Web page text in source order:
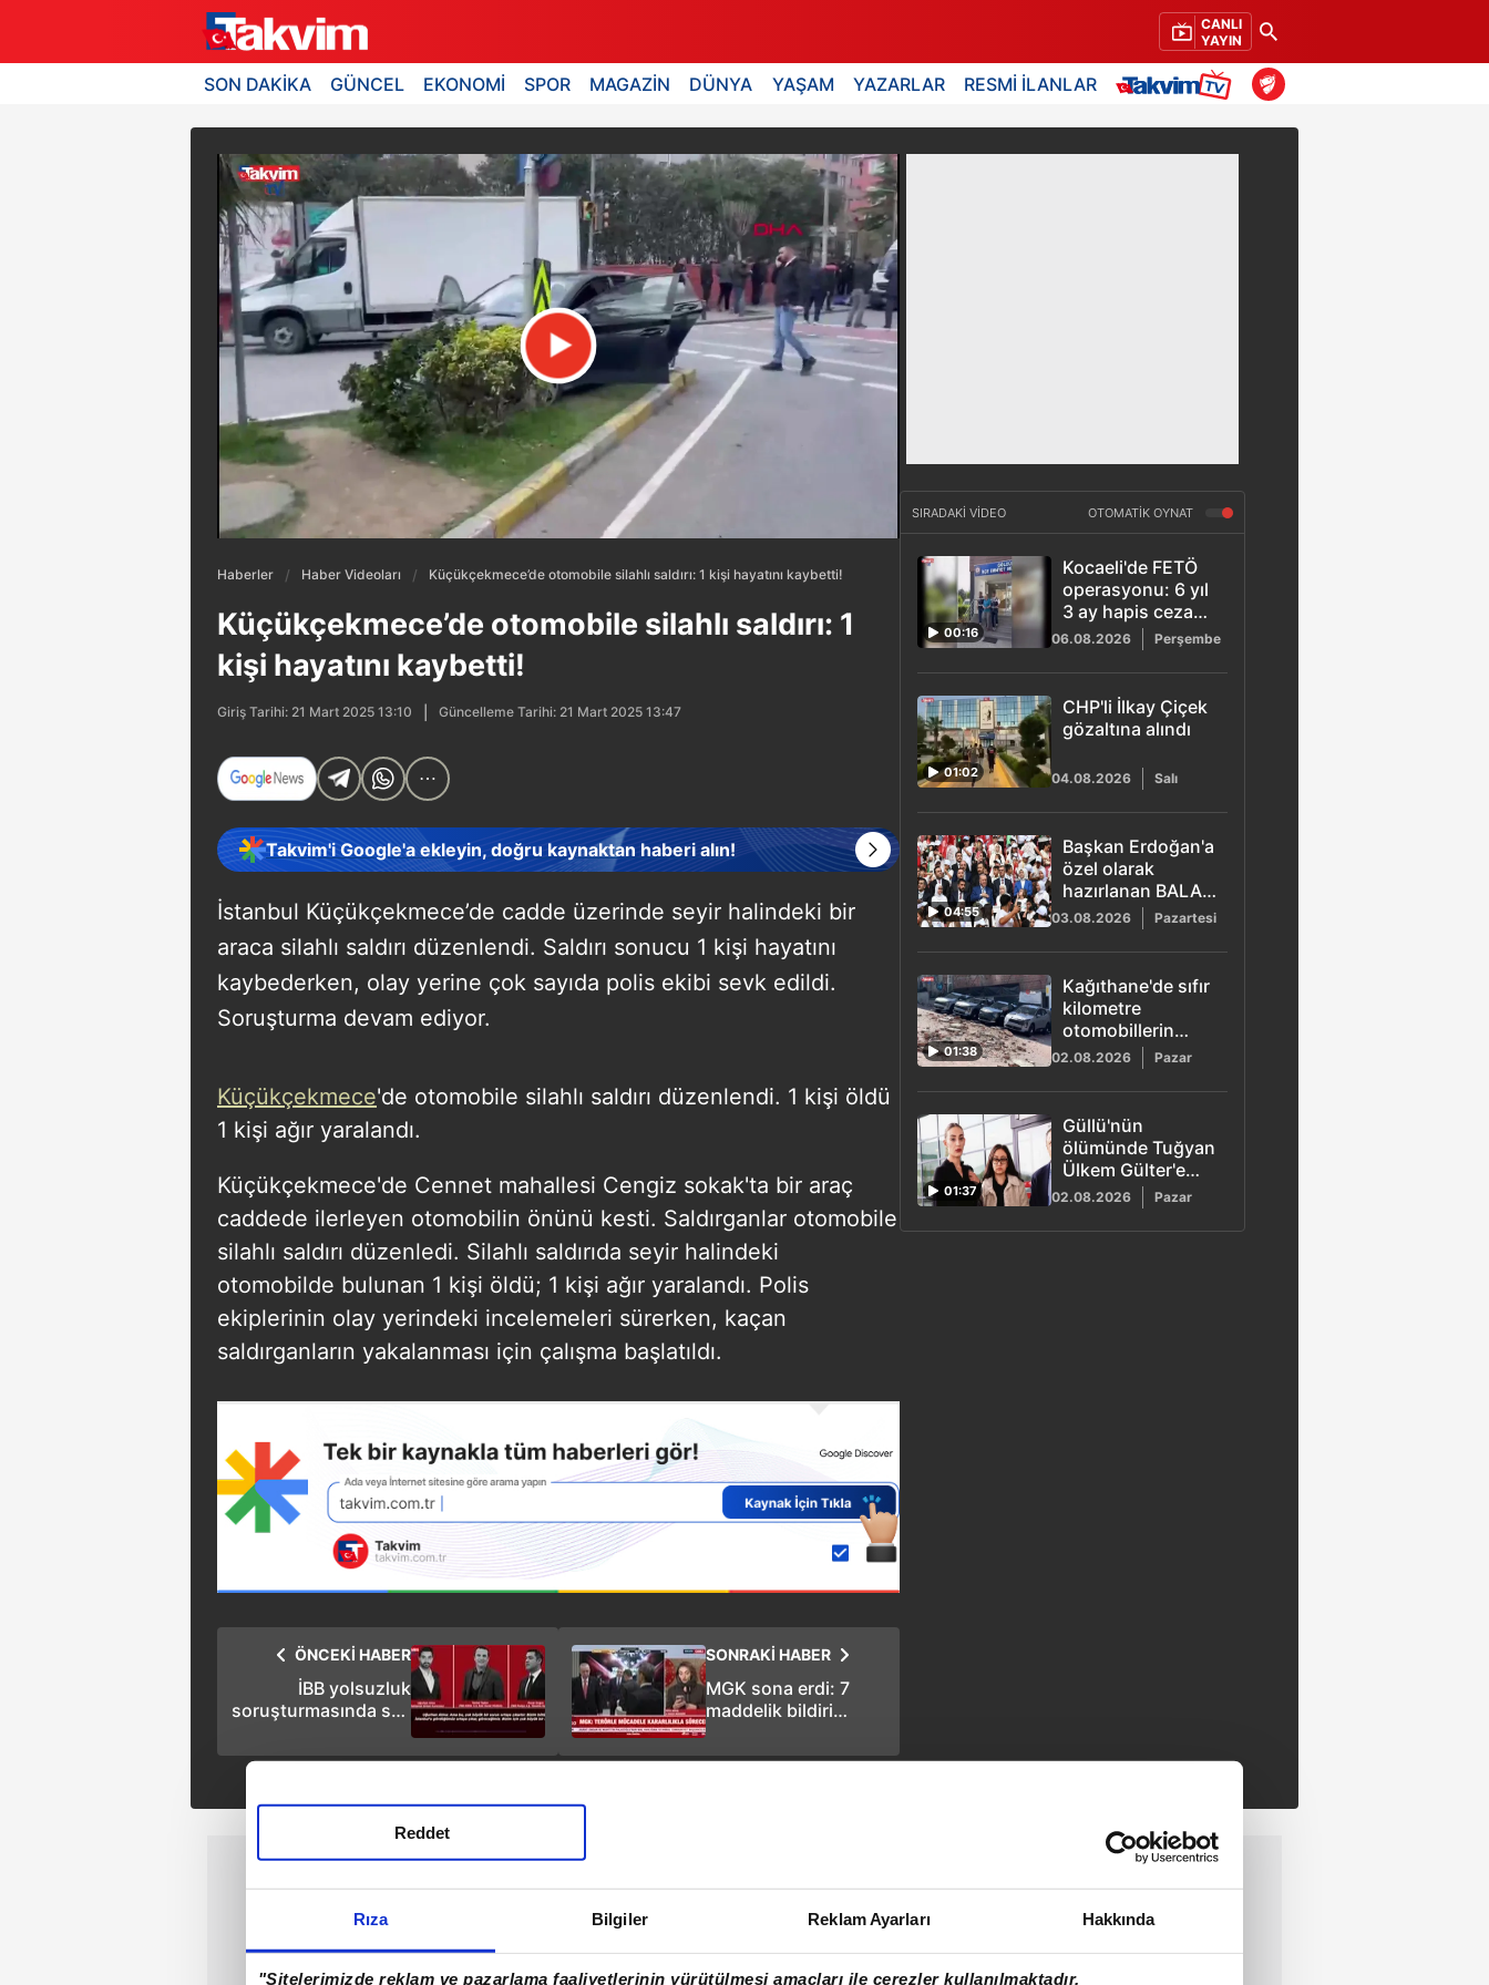
Rıza Bilgiler Reklam Ayarları Hakkında
"Sitelerimizde reklam ve pazarlama faaliyetlerinin yürütülmesi amaçları ile çerezler kullanılmaktadır.
Reddet
CANLI
YAYIN
SON DAKİKA GÜNCEL EKONOMİ SPOR MAGAZİN DÜNYA YAŞAM YAZARLAR RESMİ İLANLAR
Haberler Haber Videoları Küçükçekmece’de otomobile silahlı saldırı: 1 kişi hayatını kaybetti!
Küçükçekmece’de otomobile silahlı saldırı: 1
kişi hayatını kaybetti!
Giriş Tarihi: 21 Mart 2025 13:10 Güncelleme Tarihi: 21 Mart 2025 13:47
Takvim'i Google'a ekleyin, doğru kaynaktan haberi alın!
İstanbul Küçükçekmece’de cadde üzerinde seyir halindeki bir
araca silahlı saldırı düzenlendi. Saldırı sonucu 1 kişi hayatını
kaybederken, olay yerine çok sayıda polis ekibi sevk edildi.
Soruşturma devam ediyor.
Küçükçekmece'de otomobile silahlı saldırı düzenlendi. 1 kişi öldü
1 kişi ağır yaralandı.
Küçükçekmece'de Cennet mahallesi Cengiz sokak'ta bir araç
caddede ilerleyen otomobilin önünü kesti. Saldırganlar otomobile
silahlı saldırı düzenledi. Silahlı saldırıda seyir halindeki
otomobilde bulunan 1 kişi öldü; 1 kişi ağır yaralandı. Polis
ekiplerinin olay yerindeki incelemeleri sürerken, kaçan
saldırganların yakalanması için çalışma başlatıldı.
SONRAKİ HABER
MGK sona erdi: 7
maddelik bildiri
ÖNCEKİ HABER
İBB yolsuzluk
soruşturmasında ses
İstanbulluların kişisel
SIRADAKİ VİDEO OTOMATİK OYNAT
00:16
Kocaeli'de FETÖ
operasyonu: 6 yıl
3 ay hapis cezası
bulunan ihraç
kıdemli albay
yakalandı
06.08.2026 Perşembe
01:02
CHP'li İlkay Çiçek
gözaltına alındı
04.08.2026 Salı
04:55
Başkan Erdoğan'a
özel olarak
hazırlanan BALA
şarkısı yayımlandı
03.08.2026 Pazartesi
01:38
Kağıthane'de sıfır
kilometre
otomobillerin
üzerine duvar
02.08.2026 Pazar
01:37
Güllü'nün
ölümünde Tuğyan
Ülkem Gülter'e
ağırlaştırılmış
müebbet hapis
talebi
02.08.2026 Pazar